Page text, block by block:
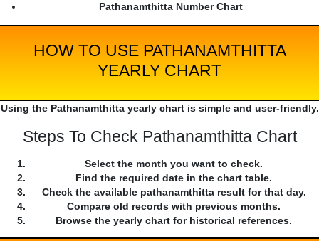
Pathanamthitta Number Chart
HOW TO USE PATHANAMTHITTA
YEARLY CHART
Using the Pathanamthitta yearly chart is simple and user-friendly.
Steps To Check Pathanamthitta Chart
Select the month you want to check.
Find the required date in the chart table.
Check the available pathanamthitta result for that day.
Compare old records with previous months.
Browse the yearly chart for historical references.